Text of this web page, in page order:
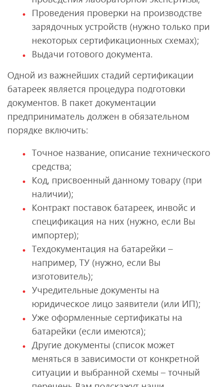
Проведения проверки на производстве
зарядочных устройств (нужно только при
некоторых сертификационных схемах);
Выдачи готового документа.
Одной из важнейших стадий сертификации
батареек является процедура подготовки
документов. В пакет документации
предприниматель должен в обязательном
порядке включить:
Точное название, описание технического
средства;
Код, присвоенный данному товару (при
наличии);
Контракт поставок батареек, инвойс и
спецификация на них (нужно, если Вы
импортер);
Техдокументация на батарейки –
например, ТУ (нужно, если Вы
изготовитель);
Учредительные документы на
юридическое лицо заявители (или ИП);
Уже оформленные сертификаты на
батарейки (если имеются);
Другие документы (список может
меняться в зависимости от конкретной
ситуации и выбранной схемы – точный